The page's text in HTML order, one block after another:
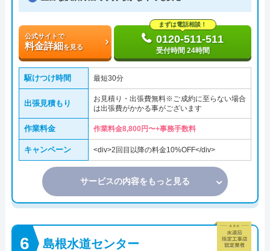
公式サイトで
料金詳細を見る
まずは電話相談！
0120-511-511
受付時間 24時間
駆けつけ時間 最短30分
出張見積もり
お見積り・出張費無料※ご成約に至らない場合
は出張費がかかる事がございます
作業料金 作業料金8,800円〜+事務手数料
キャンペーン <div>2回目以降の料金10%OFF</div>
サービスの内容をもっと見る
島根水道センター